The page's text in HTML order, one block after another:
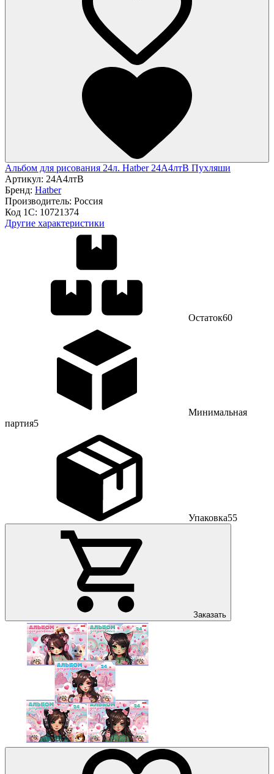
Альбом для рисования 24л. Hatber 24А4лтВ Пухляши
Артикул: 24А4лтВ
Бренд: Hatber
Производитель: Россия
Код 1С: 10721374
Другие характеристики
Остаток60
Минимальная
партия5
Упаковка55
Заказать